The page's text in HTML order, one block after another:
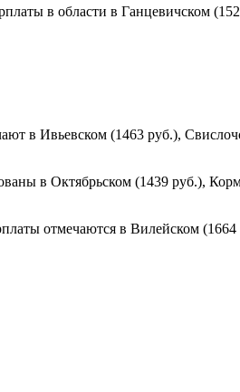
в области в Ганцевичском
в Ивьевском (1463 руб.),
в Октябрьском (1439 руб.),
отмечаются в Вилейском